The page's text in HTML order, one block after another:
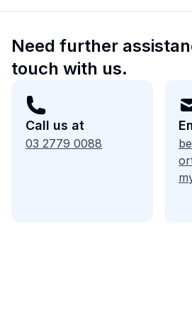
Need further
touch with us.
Call us at
03 2779 0088